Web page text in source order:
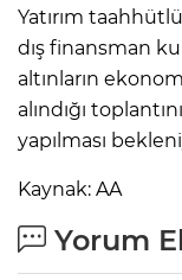
Yatırım
dış finansman
altınların
alındığı
yapılması
Kaynak: AA
Yorum